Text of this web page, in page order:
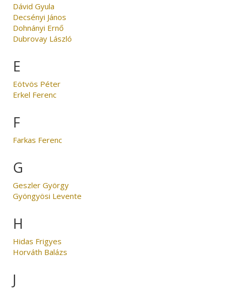
Dávid Gyula
Decsényi János
Dohnányi Ernő
Dubrovay László
E
Eötvös Péter
Erkel Ferenc
F
Farkas Ferenc
G
Geszler György
Gyöngyösi Levente
H
Hidas Frigyes
Horváth Balázs
J